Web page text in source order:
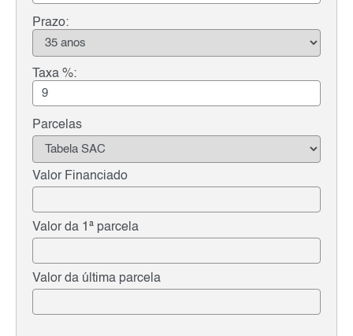
Prazo:
Taxa %:
Parcelas
Valor Financiado
Valor da 1ª parcela
Valor da última parcela